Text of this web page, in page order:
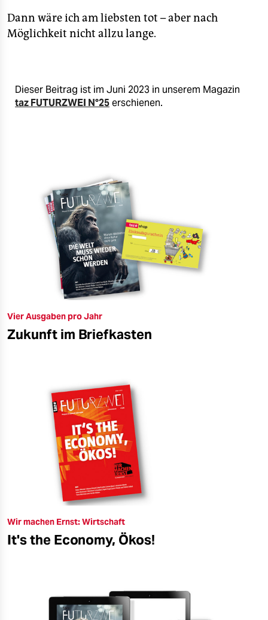
Dann wäre ich am liebsten tot – aber nach
Möglichkeit nicht allzu lange.
Dieser Beitrag ist im Juni 2023 in unserem Magazin
taz FUTURZWEI N°25erschienen.
Vier Ausgaben pro Jahr
Zukunft im Briefkasten
Wir machen Ernst: Wirtschaft
It's the Economy, Ökos!